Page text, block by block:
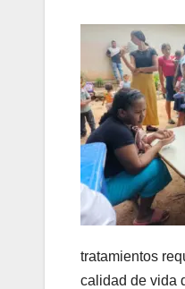
tratamientos
calidad de vida